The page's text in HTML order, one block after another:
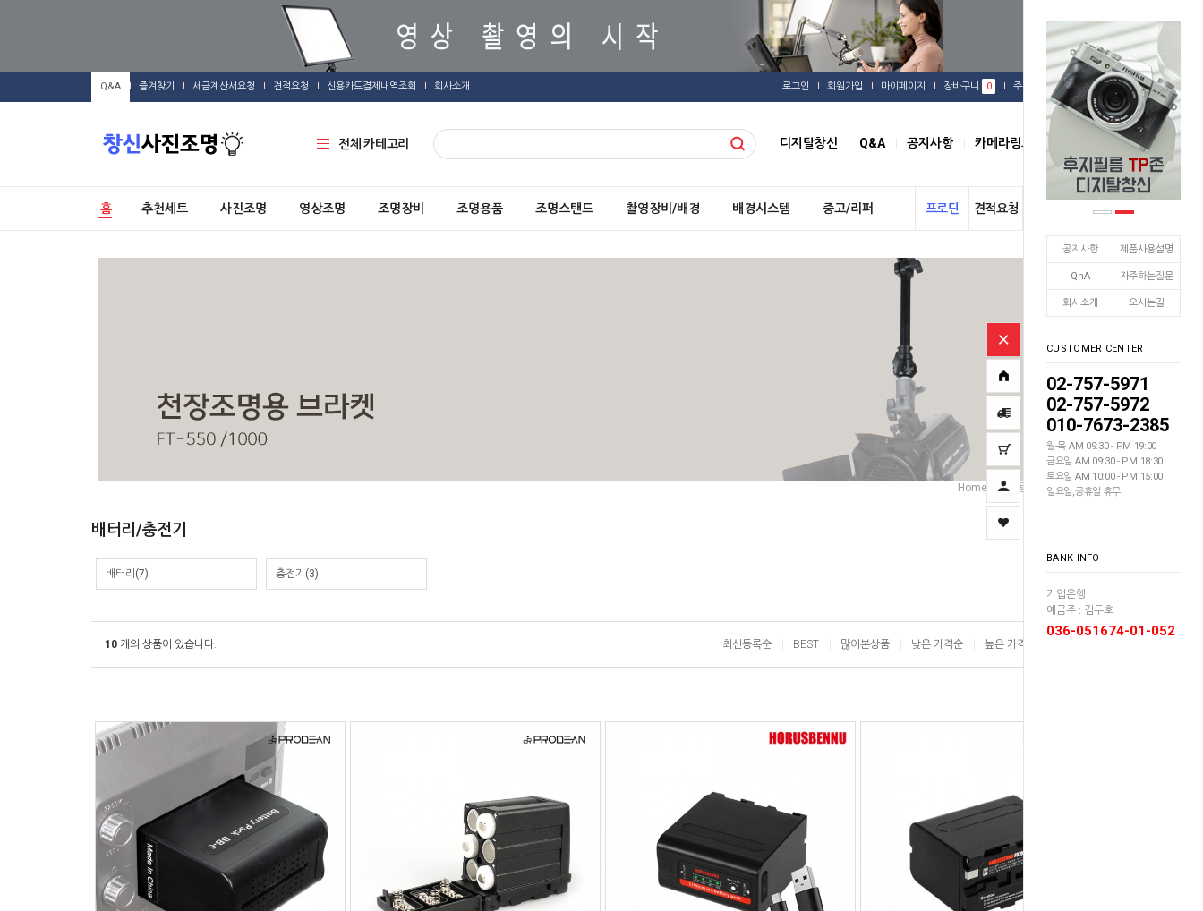
공지사항 제품사용설명
QnA 자주하는질문
회사소개 오시는길
CUSTOMER CENTER
02-757-5971
02-757-5972
010-7673-2385
월-목 AM 09:30 - PM 19:00
금요일 AM 09:30 - PM 18:30
토요일 AM 10:00 - PM 15:00
일요일,공휴일 휴무
BANK INFO
기업은행
예금주 : 김두호
036-051674-01-052
Q&A 즐겨찾기 세금계산서요청 견적요청 신용카드결제내역조회 회사소개 로그인 회원가입 마이페이지 장바구니 0 주문배송 관심상품
전체 카테고리 디지탈창신 Q&A 공지사항 카메라링크
홈 추천세트 사진조명 영상조명 조명장비 조명용품 조명스탠드 촬영장비/배경 배경시스템 중고/리퍼 프로딘 견적요청
Home 조명용품 >배터리/충전기
배터리/충전기
배터리 (7) 충전기 (3)
10 개의 상품이 있습니다. 최신등록순 BEST 많이본상품 낮은 가격순 높은 가격순